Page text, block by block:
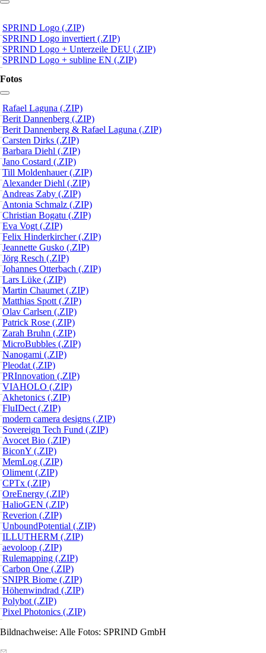
Link zum Abschnitt kopieren:
SPRIND Logo (.ZIP)
SPRIND Logo invertiert (.ZIP)
SPRIND Logo + Unterzeile DEU (.ZIP)
SPRIND Logo + subline EN (.ZIP)
Fotos
Link zum Abschnitt kopieren:
Rafael Laguna (.ZIP)
Berit Dannenberg (.ZIP)
Berit Dannenberg & Rafael Laguna (.ZIP)
Carsten Dirks (.ZIP)
Barbara Diehl (.ZIP)
Jano Costard (.ZIP)
Till Moldenhauer (.ZIP)
Alexander Diehl (.ZIP)
Andreas Zaby (.ZIP)
Antonia Schmalz (.ZIP)
Christian Bogatu (.ZIP)
Eva Vogt (.ZIP)
Felix Hinderkircher (.ZIP)
Jeannette Gusko (.ZIP)
Jörg Resch (.ZIP)
Johannes Otterbach (.ZIP)
Lars Lüke (.ZIP)
Martin Chaumet (.ZIP)
Matthias Spott (.ZIP)
Olav Carlsen (.ZIP)
Patrick Rose (.ZIP)
Zarah Bruhn (.ZIP)
MicroBubbles (.ZIP)
Nanogami (.ZIP)
Pleodat (.ZIP)
PRInnovation (.ZIP)
VIAHOLO (.ZIP)
Akhetonics (.ZIP)
FluIDect (.ZIP)
modern camera designs (.ZIP)
Sovereign Tech Fund (.ZIP)
Avocet Bio (.ZIP)
BiconY (.ZIP)
MemLog (.ZIP)
Oliment (.ZIP)
CPTx (.ZIP)
OreEnergy (.ZIP)
HalioGEN (.ZIP)
Reverion (.ZIP)
UnboundPotential (.ZIP)
ILLUTHERM (.ZIP)
aevoloop (.ZIP)
Rulemapping (.ZIP)
Carbon One (.ZIP)
SNIPR Biome (.ZIP)
Höhenwindrad (.ZIP)
Polybot (.ZIP)
Pixel Photonics (.ZIP)
Bildnachweise: Alle Fotos: SPRIND GmbH